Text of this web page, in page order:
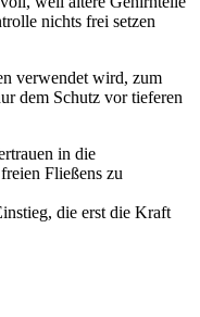
nichts frei setzen
verwendet wird, zum
dem Schutz vor tieferen
in die
Fließens zu
die erst die Kraft